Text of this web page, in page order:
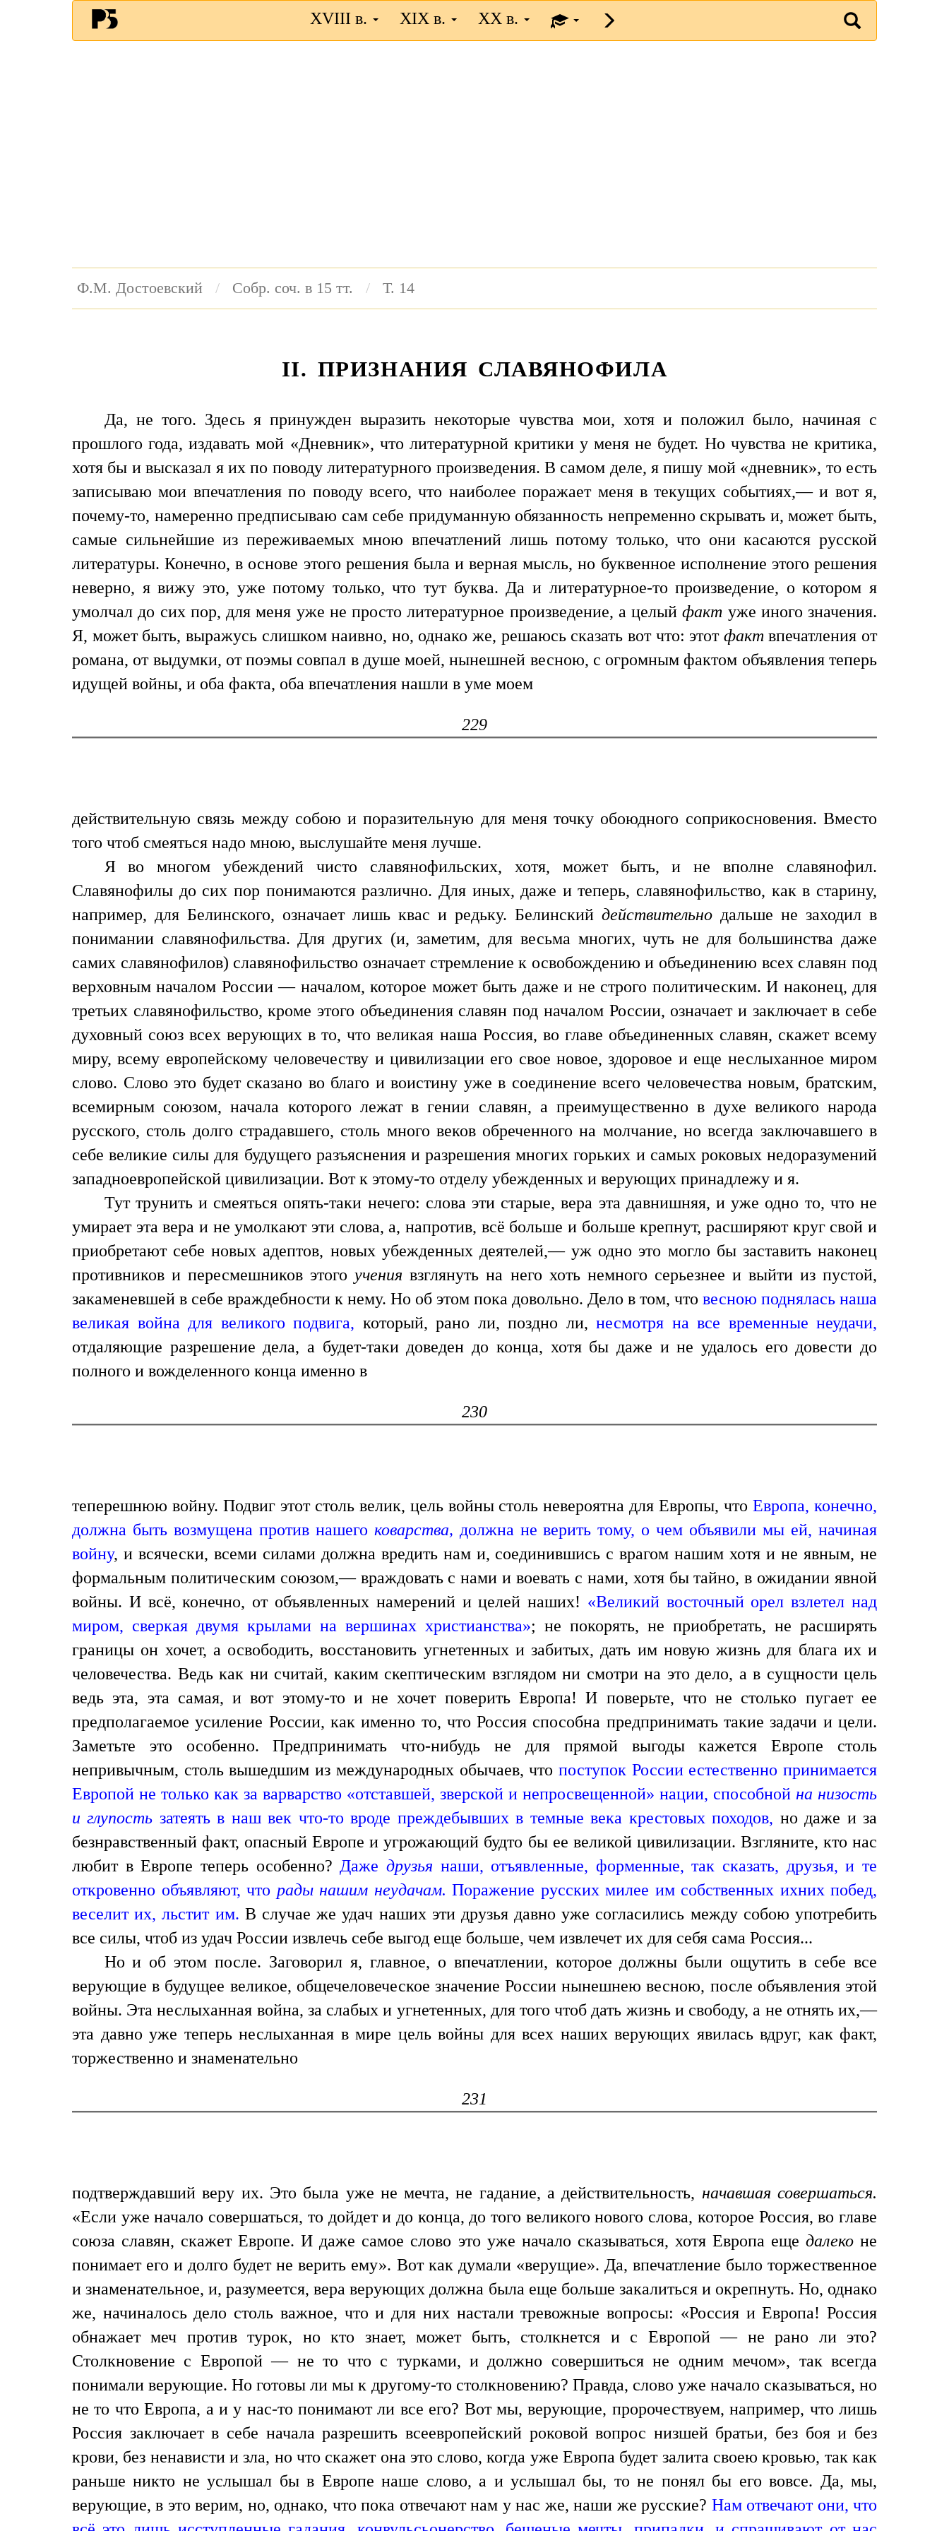
XVIII в. XIX в. XX в.
Ф.М. Достоевский Собр. соч. в 15 тт. Т. 14
II. ПРИЗНАНИЯ СЛАВЯНОФИЛА
Да, не того. Здесь я принужден выразить некоторые чувства мои, хотя и положил было, начиная с
прошлого года, издавать мой «Дневник», что литературной критики у меня не будет. Но чувства не критика,
хотя бы и высказал я их по поводу литературного произведения. В самом деле, я пишу мой «дневник», то есть
записываю мои впечатления по поводу всего, что наиболее поражает меня в текущих событиях,— и вот я,
почему-то, намеренно предписываю сам себе придуманную обязанность непременно скрывать и, может быть,
самые сильнейшие из переживаемых мною впечатлений лишь потому только, что они касаются русской
литературы. Конечно, в основе этого решения была и верная мысль, но буквенное исполнение этого решения
неверно, я вижу это, уже потому только, что тут буква. Да и литературное-то произведение, о котором я
умолчал до сих пор, для меня уже не просто литературное произведение, а целыйфакт уже иного значения.
Я, может быть, выражусь слишком наивно, но, однако же, решаюсь сказать вот что: этот фактвпечатления от
романа, от выдумки, от поэмы совпал в душе моей, нынешней весною, с огромным фактом объявления теперь
идущей войны, и оба факта, оба впечатления нашли в уме моем
229
действительную связь между собою и поразительную для меня точку обоюдного соприкосновения. Вместо
того чтоб смеяться надо мною, выслушайте меня лучше.
Я во многом убеждений чисто славянофильских, хотя, может быть, и не вполне славянофил.
Славянофилы до сих пор понимаются различно. Для иных, даже и теперь, славянофильство, как в старину,
например, для Белинского, означает лишь квас и редьку. Белинский действительно дальше не заходил в
понимании славянофильства. Для других (и, заметим, для весьма многих, чуть не для большинства даже
самих славянофилов) славянофильство означает стремление к освобождению и объединению всех славян под
верховным началом России — началом, которое может быть даже и не строго политическим. И наконец, для
третьих славянофильство, кроме этого объединения славян под началом России, означает и заключает в себе
духовный союз всех верующих в то, что великая наша Россия, во главе объединенных славян, скажет всему
миру, всему европейскому человечеству и цивилизации его свое новое, здоровое и еще неслыханное миром
слово. Слово это будет сказано во благо и воистину уже в соединение всего человечества новым, братским,
всемирным союзом, начала которого лежат в гении славян, а преимущественно в духе великого народа
русского, столь долго страдавшего, столь много веков обреченного на молчание, но всегда заключавшего в
себе великие силы для будущего разъяснения и разрешения многих горьких и самых роковых недоразумений
западноевропейской цивилизации. Вот к этому-то отделу убежденных и верующих принадлежу и я.
Тут трунить и смеяться опять-таки нечего: слова эти старые, вера эта давнишняя, и уже одно то, что не
умирает эта вера и не умолкают эти слова, а, напротив, всё больше и больше крепнут, расширяют круг свой и
приобретают себе новых адептов, новых убежденных деятелей,— уж одно это могло бы заставить наконец
противников и пересмешников этогоучениявзглянуть на него хоть немного серьезнее и выйти из пустой,
закаменевшей в себе враждебности к нему. Но об этом пока довольно. Дело в том, что весною поднялась наша
великая война для великого подвига, который, рано ли, поздно ли, несмотря на все временные неудачи,
отдаляющие разрешение дела, а будет-таки доведен до конца, хотя бы даже и не удалось его довести до
полного и вожделенного конца именно в
230
теперешнюю войну. Подвиг этот столь велик, цель войны столь невероятна для Европы, чтоЕвропа, конечно,
должна быть возмущена против нашего коварства, должна не верить тому, о чем объявили мы ей, начиная
войну, и всячески, всеми силами должна вредить нам и, соединившись с врагом нашим хотя и не явным, не
формальным политическим союзом,— враждовать с нами и воевать с нами, хотя бы тайно, в ожидании явной
войны. И всё, конечно, от объявленных намерений и целей наших! «Великий восточный орел взлетел над
миром, сверкая двумя крылами на вершинах христианства»; не покорять, не приобретать, не расширять
границы он хочет, а освободить, восстановить угнетенных и забитых, дать им новую жизнь для блага их и
человечества. Ведь как ни считай, каким скептическим взглядом ни смотри на это дело, а в сущности цель
ведь эта, эта самая, и вот этому-то и не хочет поверить Европа! И поверьте, что не столько пугает ее
предполагаемое усиление России, как именно то, что Россия способна предпринимать такие задачи и цели.
Заметьте это особенно. Предпринимать что-нибудь не для прямой выгоды кажется Европе столь
непривычным, столь вышедшим из международных обычаев, что поступок России естественно принимается
Европой не только как за варварство «отставшей, зверской и непросвещенной» нации, способной на низость
и глупость затеять в наш век что-то вроде преждебывших в темные века крестовых походов, но даже и за
безнравственный факт, опасный Европе и угрожающий будто бы ее великой цивилизации. Взгляните, кто нас
любит в Европе теперь особенно? Даже друзья наши, отъявленные, форменные, так сказать, друзья, и те
откровенно объявляют, что рады нашим неудачам. Поражение русских милее им собственных ихних побед,
веселит их, льстит им. В случае же удач наших эти друзья давно уже согласились между собою употребить
все силы, чтоб из удач России извлечь себе выгод еще больше, чем извлечет их для себя сама Россия...
Но и об этом после. Заговорил я, главное, о впечатлении, которое должны были ощутить в себе все
верующие в будущее великое, общечеловеческое значение России нынешнею весною, после объявления этой
войны. Эта неслыханная война, за слабых и угнетенных, для того чтоб дать жизнь и свободу, а не отнять их,—
эта давно уже теперь неслыханная в мире цель войны для всех наших верующих явилась вдруг, как факт,
торжественно и знаменательно
231
подтверждавший веру их. Это была уже не мечта, не гадание, а действительность, начавшая совершаться.
«Если уже начало совершаться, то дойдет и до конца, до того великого нового слова, которое Россия, во главе
союза славян, скажет Европе. И даже самое слово это уже начало сказываться, хотя Европа еще далеко не
понимает его и долго будет не верить ему». Вот как думали «верущие». Да, впечатление было торжественное
и знаменательное, и, разумеется, вера верующих должна была еще больше закалиться и окрепнуть. Но, однако
же, начиналось дело столь важное, что и для них настали тревожные вопросы: «Россия и Европа! Россия
обнажает меч против турок, но кто знает, может быть, столкнется и с Европой — не рано ли это?
Столкновение с Европой — не то что с турками, и должно совершиться не одним мечом», так всегда
понимали верующие. Но готовы ли мы к другому-то столкновению? Правда, слово уже начало сказываться, но
не то что Европа, а и у нас-то понимают ли все его? Вот мы, верующие, пророчествуем, например, что лишь
Россия заключает в себе начала разрешить всеевропейский роковой вопрос низшей братьи, без боя и без
крови, без ненависти и зла, но что скажет она это слово, когда уже Европа будет залита своею кровью, так как
раньше никто не услышал бы в Европе наше слово, а и услышал бы, то не понял бы его вовсе. Да, мы,
верующие, в это верим, но, однако, что пока отвечают нам у нас же, наши же русские? Нам отвечают они, что